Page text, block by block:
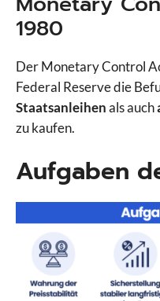
1980
Der Monetary Control
Federal Reserve die
Staatsanleihenals auch
zu kaufen.
Aufgaben